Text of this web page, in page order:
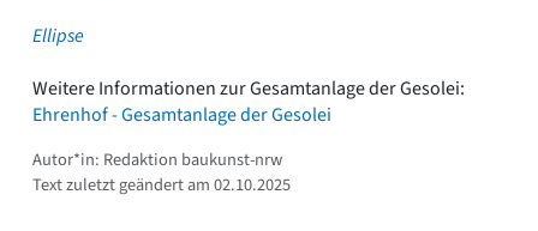
Ellipse
Weitere Informationen zur Gesamtanlage der Gesolei:
Ehrenhof - Gesamtanlage der Gesolei
Autor*in: Redaktion baukunst-nrw
Text zuletzt geändert am 02.10.2025